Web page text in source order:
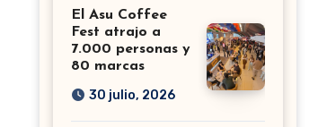
El Asu Coffee
Fest atrajo a
7.000 personas y
80 marcas
30 julio, 2026